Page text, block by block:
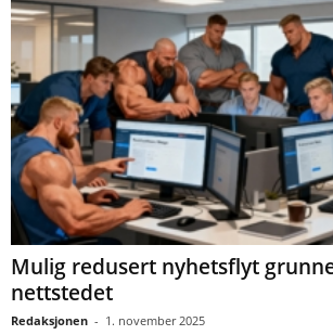
Mulig redusert nyhetsflyt
nettstedet
Redaksjonen - 1. november 2025